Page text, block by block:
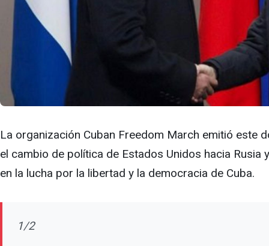
La organización Cuban Freedom March emitió este
el cambio de política de Estados Unidos hacia Rusia
en ​​la lucha por la libertad y la democracia de Cuba.
1/2